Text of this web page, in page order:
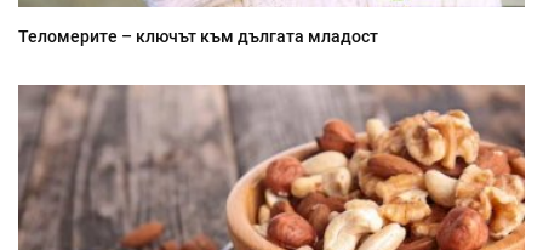
Теломерите – ключът към дългата младост